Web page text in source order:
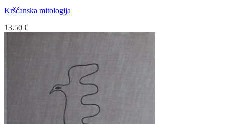
Kršćanska mitologija
13.50 €